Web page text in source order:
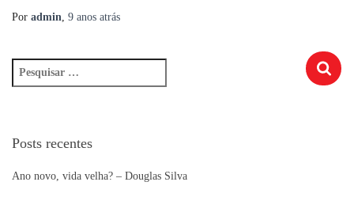
Por admin 9 anos atrás
e
s
Posts recentes
Ano novo, vida velha? – Douglas Silva